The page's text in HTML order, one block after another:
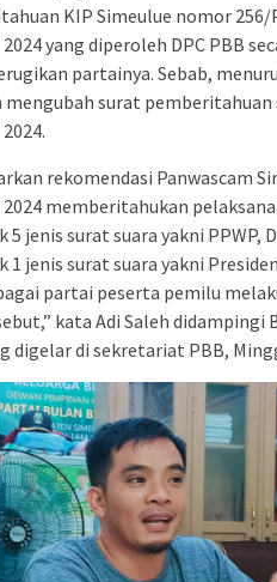
KIP Simeulue nomor
2024 yang diperoleh DPC PBB
partainya. Sebab,
surat pemberitahuan
rekomendasi Panwascam
memberitahukan
5 jenis surat suara yakni PPWP,
1 jenis surat suara yakni
partai peserta pemilu
kata Adi Saleh
digelar di sekretariat PBB,